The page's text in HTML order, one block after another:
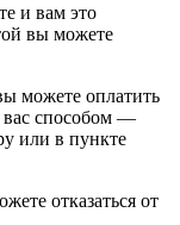
и вам это
вы можете
можете оплатить
способом —
или в пункте
отказаться от